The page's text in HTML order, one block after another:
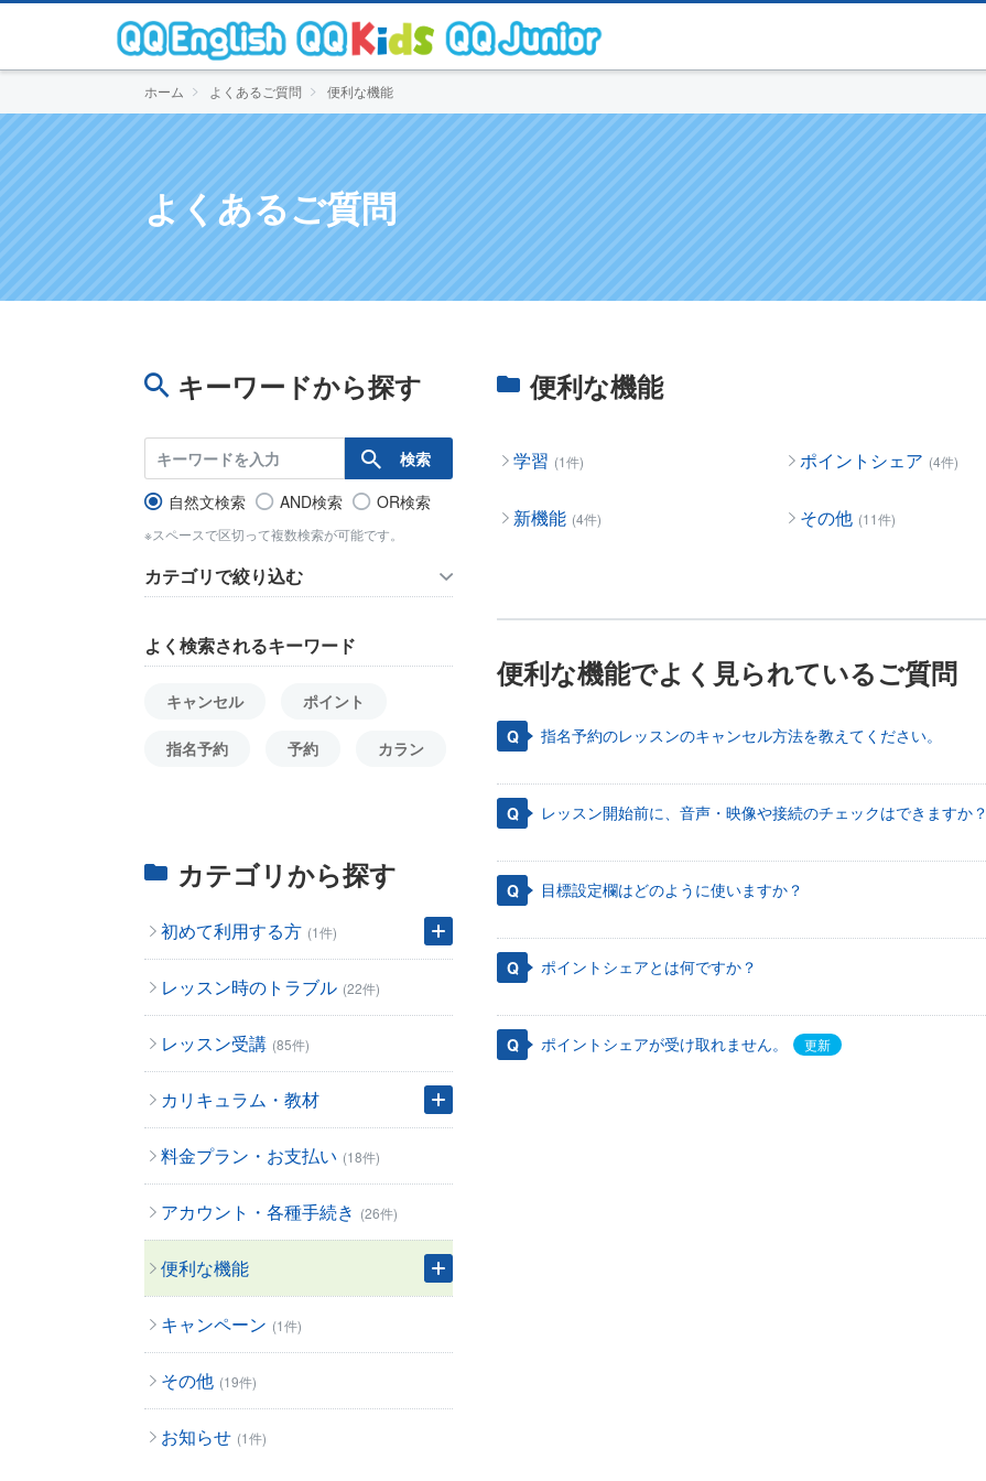
ホーム よくあるご質問 便利な機能
よくあるご質問
キーワードから探す
自然文検索 AND検索 OR検索
※スペースで区切って複数検索が可能です。
カテゴリで絞り込む
よく検索されるキーワード
キャンセル ポイント
指名予約 予約 カラン
カテゴリから探す
初めて利用する方 (1件)
レッスン時のトラブル (22件)
レッスン受講 (85件)
カリキュラム・教材
料金プラン・お支払い (18件)
アカウント・各種手続き (26件)
便利な機能
キャンペーン (1件)
その他 (19件)
お知らせ (1件)
便利な機能
学習 (1件) ポイントシェア (4件)
新機能 (4件) その他 (11件)
便利な機能でよく見られているご質問
指名予約のレッスンのキャンセル方法を教えてください。
レッスン開始前に、音声・映像や接続のチェックはできますか？
目標設定欄はどのように使いますか？
ポイントシェアとは何ですか？
ポイントシェアが受け取れません。
更新